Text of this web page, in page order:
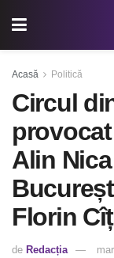
Acasă Politică
Circul
Alin
Florin
de Redacția